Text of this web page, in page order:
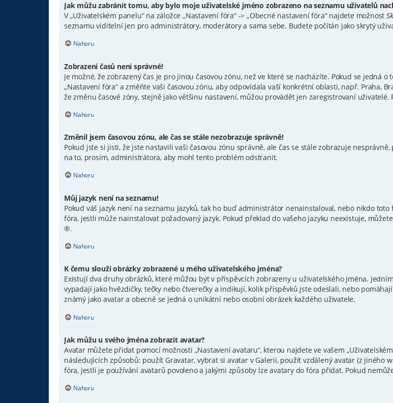
Jak můžu zabránit tomu, aby bylo moje uživatelské jméno zobrazeno na seznamu uživatelů
V „Uživatelském panelu“ na záložce „Nastavení fóra“ -> „Obecné nastavení fóra“ najdete možnost
seznamu viditelní jen pro administrátory, moderátory a sama sebe. Budete počítán jako skrytý
Nahoru
Zobrazení časů není správné!
Je možné, že zobrazený čas je pro jinou časovou zónu, než ve které se nacházíte. Pokud se jedná
„Nastavení fóra“ a změňte vaši časovou zónu, aby odpovídala vaší konkrétní oblasti, např. Praha,
že změnu časové zóny, stejně jako většinu nastavení, můžou provádět jen zaregistrovaní
Nahoru
Změnil jsem časovou zónu, ale čas se stále nezobrazuje správně!
Pokud jste si jisti, že jste nastavili vaši časovou zónu správně, ale čas se stále zobrazuje
na to, prosím, administrátora, aby mohl tento problém odstranit.
Nahoru
Můj jazyk není na seznamu!
Pokud váš jazyk není na seznamu jazyků, tak ho buď administrátor nenainstaloval, nebo nikdo
fóra, jestli může nainstalovat požadovaný jazyk. Pokud překlad do vašeho jazyku neexistuje,
®.
Nahoru
K čemu slouží obrázky zobrazené u mého uživatelského jména?
Existují dva druhy obrázků, které můžou být v příspěvcích zobrazeny u uživatelského jména.
vypadají jako hvězdičky, tečky nebo čtverečky a indikují, kolik příspěvků jste odeslali, nebo
známý jako avatar a obecně se jedná o unikátní nebo osobní obrázek každého uživatele.
Nahoru
Jak můžu u svého jména zobrazit avatar?
Avatar můžete přidat pomocí možnosti „Nastavení avataru“, kterou najdete ve vašem
následujících způsobů: použít Gravatar, vybrat si avatar v Galerii, použít vzdálený avatar (z
fóra, jestli je používání avatarů povoleno a jakými způsoby lze avatary do fóra přidat. Pokud
Nahoru